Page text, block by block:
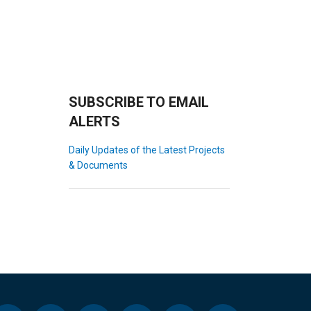
SUBSCRIBE TO EMAIL
ALERTS
Daily Updates of the Latest Projects
& Documents